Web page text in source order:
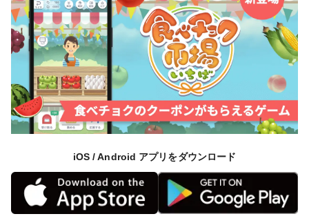
iOS / Android アプリをダウンロード